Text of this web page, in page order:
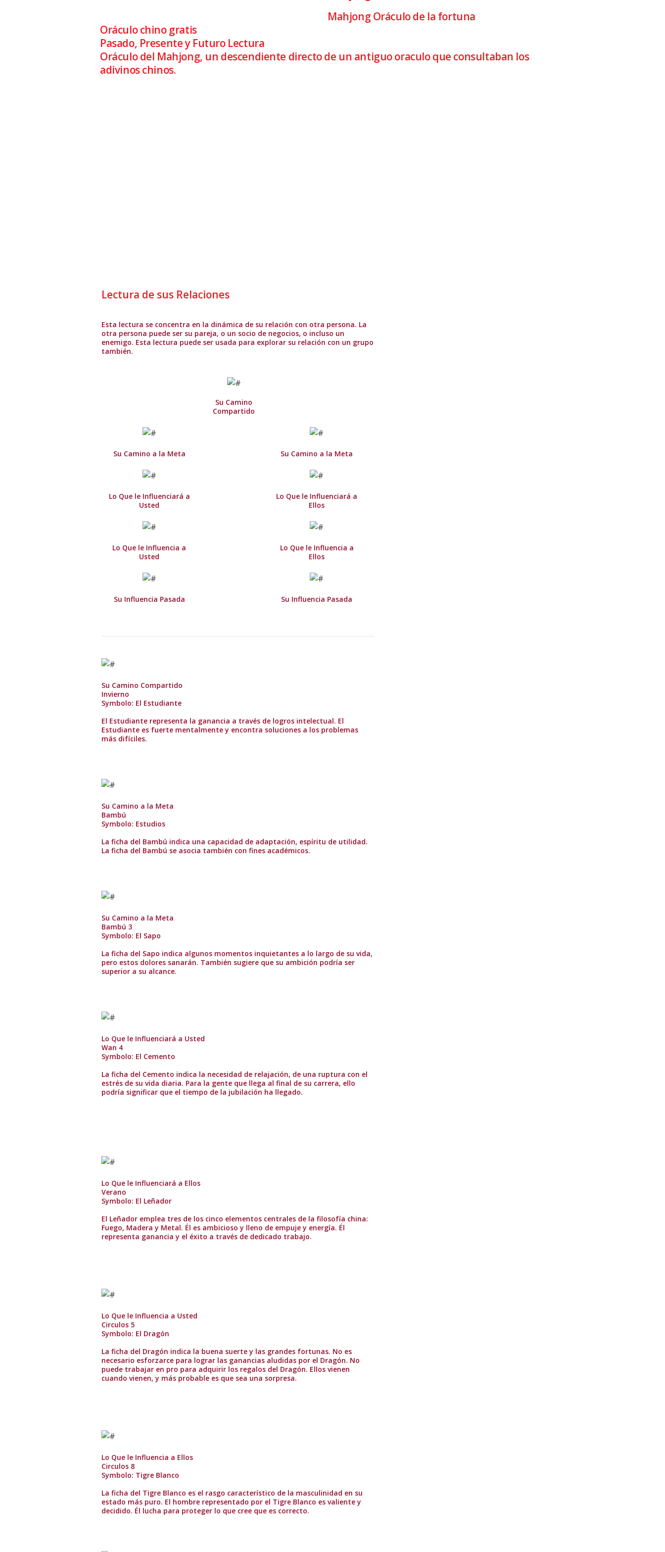
Mahjong Oráculo de la fortuna
Oráculo chino gratis
Pasado, Presente y Futuro Lectura
Oráculo del Mahjong, un descendiente directo de un antiguo oraculo que consultaban los
adivinos chinos.
Lectura de sus Relaciones
Esta lectura se concentra en la dinámica de su relación con otra persona. La
otra persona puede ser su pareja, o un socio de negocios, o incluso un
enemigo. Esta lectura puede ser usada para explorar su relación con un grupo
también.
Su Camino
Compartido
Su Camino a la Meta Su Camino a la Meta
Lo Que le Influenciará a
Usted
Lo Que le Influenciará a
Ellos
Lo Que le Influencia a
Usted
Lo Que le Influencia a
Ellos
Su Influencia Pasada Su Influencia Pasada
Su Camino Compartido
Invierno
Symbolo: El Estudiante
El Estudiante representa la ganancia a través de logros intelectual. El
Estudiante es fuerte mentalmente y encontra soluciones a los problemas
más difíciles.
Su Camino a la Meta
Bambú
Symbolo: Estudios
La ficha del Bambú indica una capacidad de adaptación, espíritu de utilidad.
La ficha del Bambú se asocia también con fines académicos.
Su Camino a la Meta
Bambú 3
Symbolo: El Sapo
La ficha del Sapo indica algunos momentos inquietantes a lo largo de su vida,
pero estos dolores sanarán. También sugiere que su ambición podría ser
superior a su alcance.
Lo Que le Influenciará a Usted
Wan 4
Symbolo: El Cemento
La ficha del Cemento indica la necesidad de relajación, de una ruptura con el
estrés de su vida diaria. Para la gente que llega al final de su carrera, ello
podría significar que el tiempo de la jubilación ha llegado.
Lo Que le Influenciará a Ellos
Verano
Symbolo: El Leñador
El Leñador emplea tres de los cinco elementos centrales de la filosofía china:
Fuego, Madera y Metal. Él es ambicioso y lleno de empuje y energía. Él
representa ganancia y el éxito a través de dedicado trabajo.
Lo Que le Influencia a Usted
Circulos 5
Symbolo: El Dragón
La ficha del Dragón indica la buena suerte y las grandes fortunas. No es
necesario esforzarce para lograr las ganancias aludidas por el Dragón. No
puede trabajar en pro para adquirir los regalos del Dragón. Ellos vienen
cuando vienen, y más probable es que sea una sorpresa.
Lo Que le Influencia a Ellos
Circulos 8
Symbolo: Tigre Blanco
La ficha del Tigre Blanco es el rasgo característico de la masculinidad en su
estado más puro. El hombre representado por el Tigre Blanco es valiente y
decidido. Él lucha para proteger lo que cree que es correcto.